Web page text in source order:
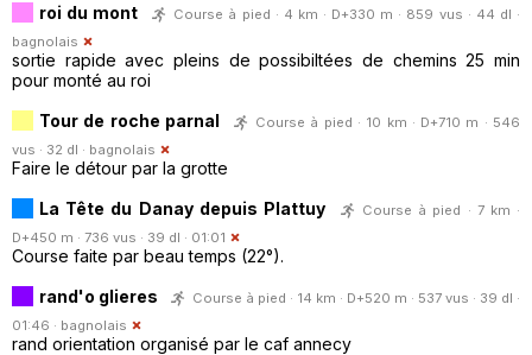
roi du mont
Course à pied · 4 km · D+330 m · 859 vus · 44 dl ·
bagnolais
sortie rapide avec pleins de possibiltées de chemins 25 min
pour monté au roi
Tour de roche parnal
Course à pied · 10 km · D+710 m · 546
vus · 32 dl · bagnolais
Faire le détour par la grotte
La Tête du Danay depuis Plattuy
Course à pied · 7 km ·
D+450 m · 736 vus · 39 dl · 01:01
Course faite par beau temps (22°).
rand'o glieres
Course à pied · 14 km · D+520 m · 537 vus · 39 dl ·
01:46 · bagnolais
rand orientation organisé par le caf annecy